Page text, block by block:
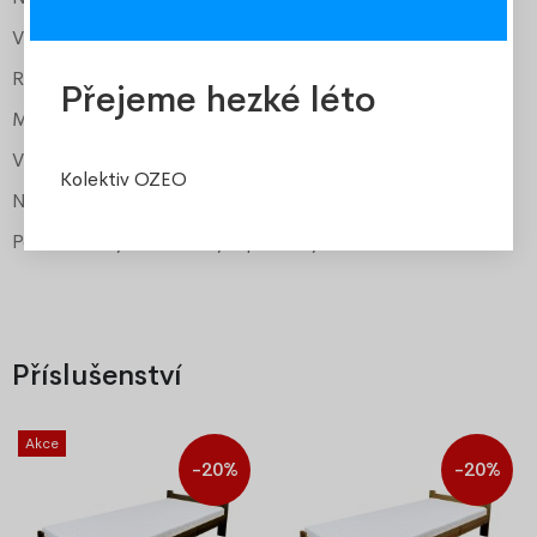
Výška k roštu
cca 25 cm
Rošt
Matrace
Medical PUR pěna
Výška matrace
Nosnost matrace
Potah Jersey snímatelný a pratelný
Příslušenství
Akce
-20% -20%
Přejeme hezké léto
Kolektiv OZEO